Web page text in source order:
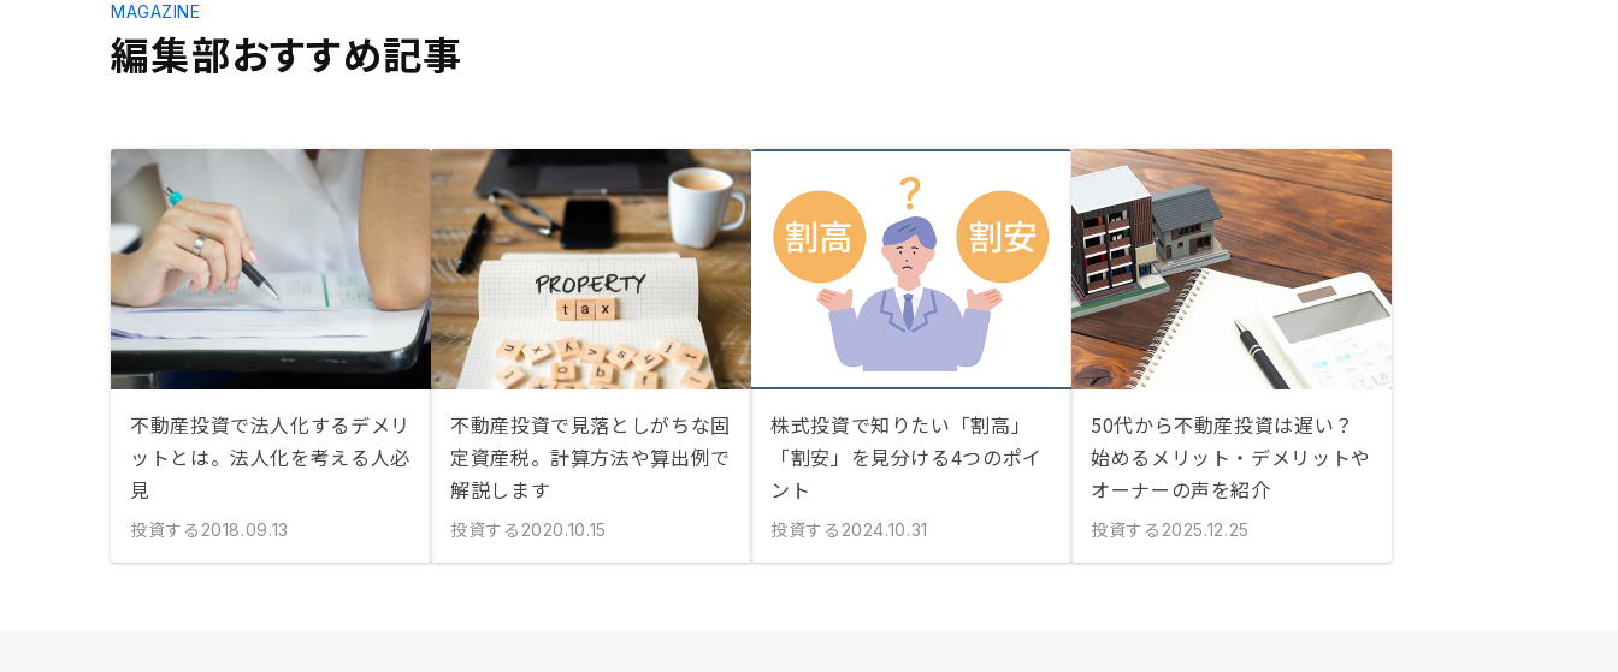
編集部おすすめ記事
MAGAZINE
不動産投資で法人化するデメリ
ットとは。法人化を考える人必
見
投資する 2018.09.13
不動産投資で見落としがちな固
定資産税。計算方法や算出例で
解説します
投資する 2020.10.15
株式投資で知りたい「割高」
「割安」を見分ける4つのポイ
ント
投資する 2024.10.31
50代から不動産投資は遅い？
始めるメリット・デメリットや
オーナーの声を紹介
投資する 2025.12.25